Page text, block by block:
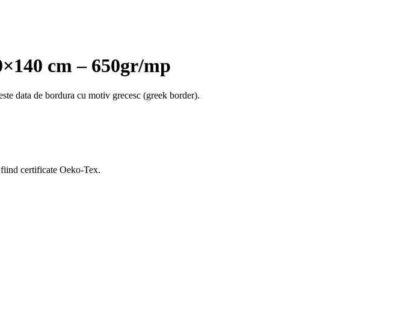
cm – 650gr/mp
data de bordura cu motiv grecesc (greek border).
certificate Oeko-Tex.